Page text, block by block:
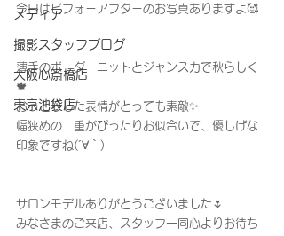
メディア
撮影スタッフブログ
大阪心斎橋店
東京池袋店
今日はビフォーアフターのお写真ありますよ🥰
薄手のボーダーニットとジャンスカで秋らしく
🍁
おっとりした表情がとっても素敵✨
幅狭めの二重がぴったりお似合いで、優しげな
印象ですね(´∀｀)
サロンモデルありがとうございました🌷
みなさまのご来店、スタッフ一同心よりお待ち